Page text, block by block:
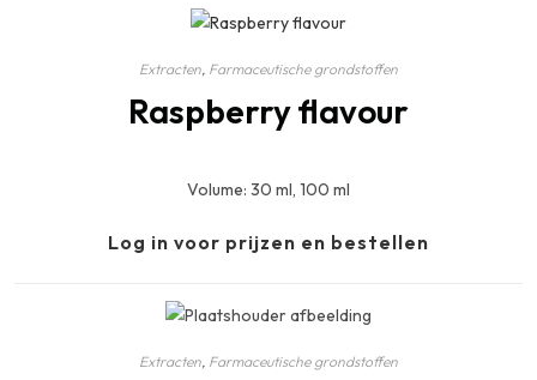
Extracten, Farmaceutische grondstoffen
Raspberry flavour
Volume: 30 ml, 100 ml
Log in voor prijzen en bestellen
Extracten Farmaceutische grondstoffen